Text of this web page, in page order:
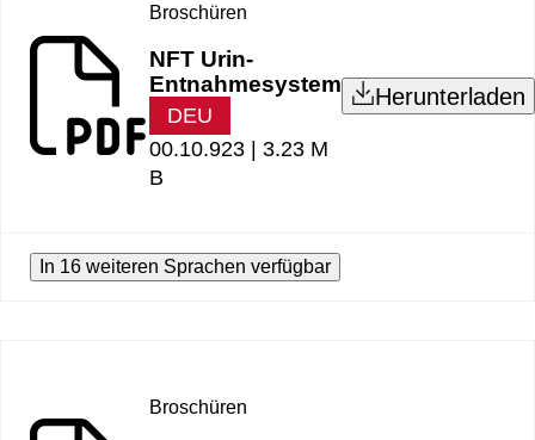
Broschüren
NFT Urin-
Entnahmesystem
DEU
00.10.923 | 3.23 M
B
Herunterladen
In 16 weiteren Sprachen verfügbar
Broschüren